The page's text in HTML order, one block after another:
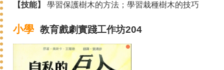
【技能】 學習保護樹木的方法；學習栽種樹木的技巧
小學 教育戲劇實踐工作坊204